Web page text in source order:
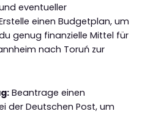
eventueller
einen Budgetplan, um
genug finanzielle Mittel für
nach Toruń zur
Beantrage einen
der Deutschen Post, um